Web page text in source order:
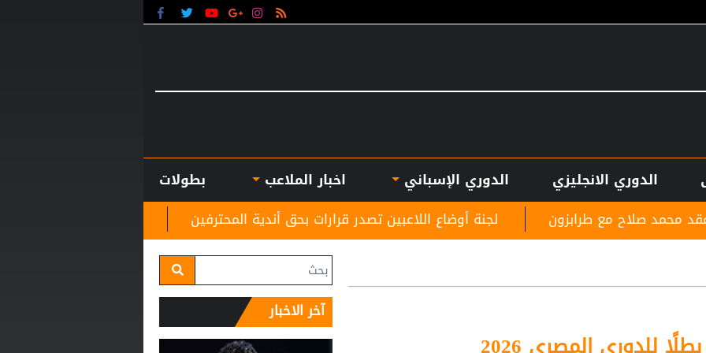
الدوري الانجليزي الدوري الإسباني اخبار الملاعب
بطولات
لماذا تختلف صفقة صلاح عن تجارب كل
لجنة أوضاع اللاعبين تصدر قرارات بحق أندية المحترفين
آخر الاخبار